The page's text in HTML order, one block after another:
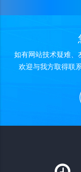
如有网站技术疑难、
欢迎与我方取得联